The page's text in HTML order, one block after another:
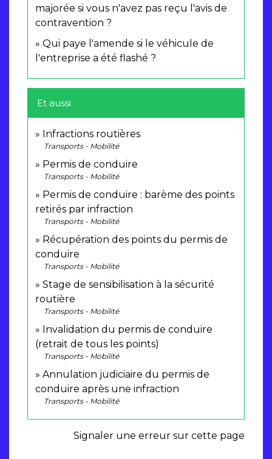
majorée si vous n'avez pas reçu l'avis de
contravention ?
Qui paye l'amende si le véhicule de
l'entreprise a été flashé ?
Et aussi
Infractions routières
Transports - Mobilité
Permis de conduire
Transports - Mobilité
Permis de conduire : barème des points
retirés par infraction
Transports - Mobilité
Récupération des points du permis de
conduire
Transports - Mobilité
Stage de sensibilisation à la sécurité
routière
Transports - Mobilité
Invalidation du permis de conduire
(retrait de tous les points)
Transports - Mobilité
Annulation judiciaire du permis de
conduire après une infraction
Transports - Mobilité
Signaler une erreur sur cette page